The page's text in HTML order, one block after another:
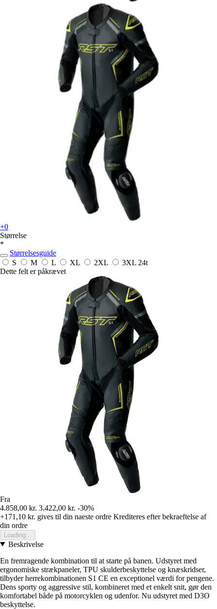
+0
Størrelse
*
Størrelsesguide
S
M L XL 2XL 3XL 24t
Dette felt er påkrævet
Fra
4.858,00 kr. 3.422,00 kr. -30%
+171,10 kr. gives til din naeste ordre Krediteres efter bekraeftelse af
din ordre
Loading...
Beskrivelse
En fremragende kombination til at starte på banen. Udstyret med
ergonomiske strækpaneler, TPU skulderbeskyttelse og knæskridser,
tilbyder herrekombinationen S1 CE en exceptionel værdi for pengene.
Dens sporty og aggressive stil, kombineret med et enkelt snit, gør den
komfortabel både på motorcyklen og udenfor. Nu udstyret med D3O
beskyttelse.